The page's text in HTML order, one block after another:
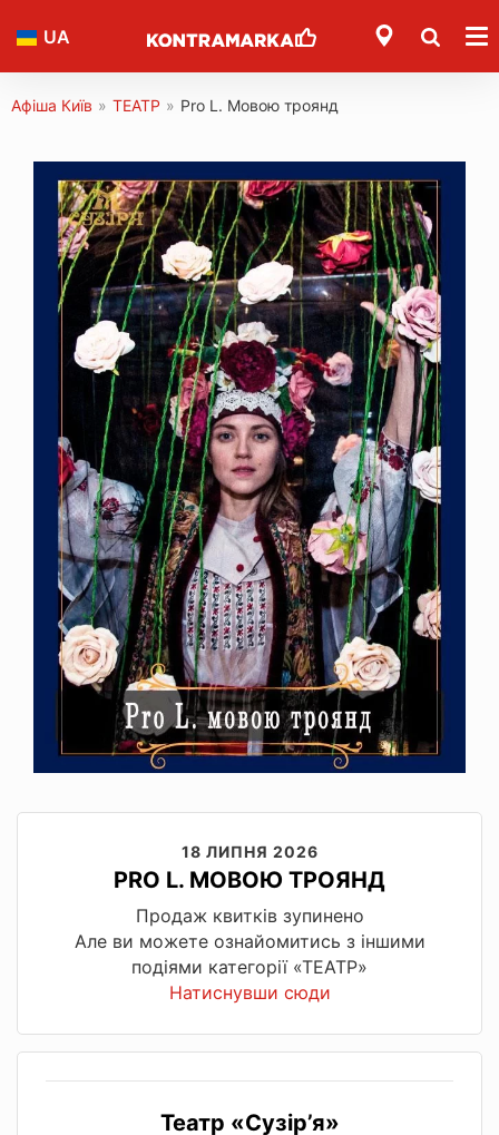
UA
Афіша Київ » ТЕАТР » Pro L. Мовою троянд
18 ЛИПНЯ 2026
PRO L. МОВОЮ ТРОЯНД
Продаж квитків зупинено
Але ви можете ознайомитись з іншими
подіями категорії «ТЕАТР»
Натиснувши сюди
Театр «Сузір’я»